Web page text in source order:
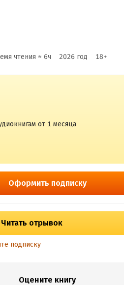
чтения ≈ 6ч 2026 год 18+
от 1 месяца
Оформить подписку
Читать отрывок
подписку
Оцените книгу